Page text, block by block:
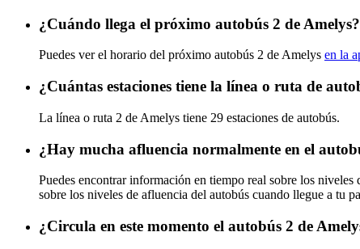
¿Cuándo llega el próximo autobús 2 de Amelys?
Puedes ver el horario del próximo autobús 2 de Amelys en la
¿Cuántas estaciones tiene la línea o ruta de
La línea o ruta 2 de Amelys tiene 29 estaciones de autobús.
¿Hay mucha afluencia normalmente en el
Puedes encontrar información en tiempo real sobre los
sobre los niveles de afluencia del autobús cuando llegue a tu
¿Circula en este momento el autobús 2 de